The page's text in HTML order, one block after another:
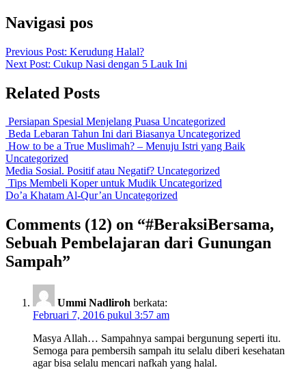
Navigasi pos
Previous Post: Kerudung Halal?
Next Post: Cukup Nasi dengan 5 Lauk Ini
Related Posts
Persiapan Spesial Menjelang Puasa Uncategorized
Beda Lebaran Tahun Ini dari Biasanya Uncategorized
How to be a True Muslimah? – Menuju Istri yang Baik
Uncategorized
Media Sosial. Positif atau Negatif? Uncategorized
Tips Membeli Koper untuk Mudik Uncategorized
Do’a Khatam Al-Qur’an Uncategorized
Comments (12) on “#BeraksiBersama,
Sebuah Pembelajaran dari Gunungan
Sampah”
Ummi Nadliroh berkata:
Februari 7, 2016 pukul 3:57 am
Masya Allah… Sampahnya sampai bergunung seperti itu.
Semoga para pembersih sampah itu selalu diberi kesehatan
agar bisa selalu mencari nafkah yang halal.